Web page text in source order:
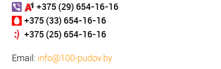
+375 (29) 654-16-16
+375 (33) 654-16-16
+375 (25) 654-16-16
Email: info@100-pudov.by